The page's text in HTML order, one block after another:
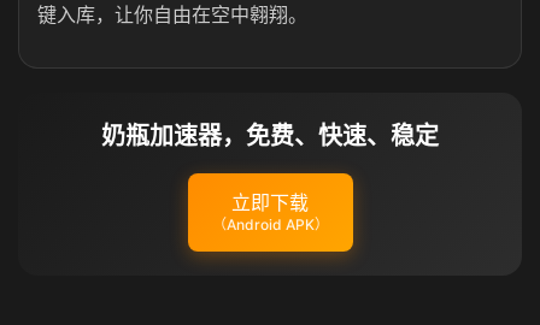
键入库，让你自由在空中翱翔。
奶瓶加速器，免费、快速、稳定
立即下载
（Android APK）